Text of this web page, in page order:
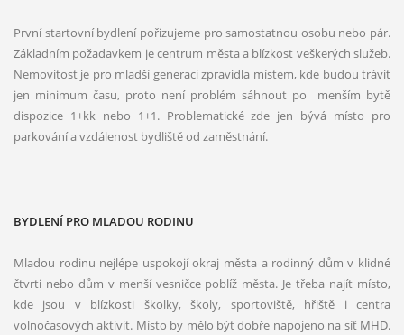
První startovní bydlení pořizujeme pro samostatnou osobu nebo pár.
Základním požadavkem je centrum města a blízkost veškerých služeb.
Nemovitost je pro mladší generaci zpravidla místem, kde budou trávit
jen minimum času, proto není problém sáhnout po menším bytě
dispozice 1+kk nebo 1+1. Problematické zde jen bývá místo pro
parkování a vzdálenost bydliště od zaměstnání.
BYDLENÍ PRO MLADOU RODINU
Mladou rodinu nejlépe uspokojí okraj města a rodinný dům v klidné
čtvrti nebo dům v menší vesničce poblíž města. Je třeba najít místo,
kde jsou v blízkosti školky, školy, sportoviště, hřiště i centra
volnočasových aktivit. Místo by mělo být dobře napojeno na síť MHD.